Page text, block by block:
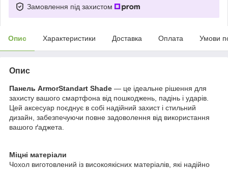
Замовлення під захистом
Опис Характеристики Доставка Оплата Умови
Опис
Панель ArmorStandart Shade — це ідеальне рішення для
захисту вашого смартфона від пошкоджень, падінь і ударів.
Цей аксесуар поєднує в собі надійний захист і стильний
дизайн, забезпечуючи повне задоволення від використання
вашого ґаджета.
Міцні матеріали
Чохол виготовлений із високоякісних матеріалів, які надійно